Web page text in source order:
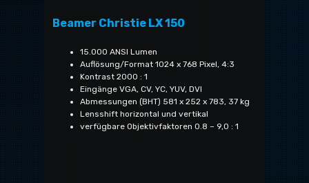
Beamer Christie LX 150
15.000 ANSI Lumen
Auflösung/Format 1024 x 768 Pixel, 4:3
Kontrast 2000 : 1
Eingänge VGA, CV, YC, YUV, DVI
Abmessungen (BHT) 581 x 252 x 783, 37 kg
Lensshift horizontal und vertikal
verfügbare Objektivfaktoren 0.8 – 9,0 : 1